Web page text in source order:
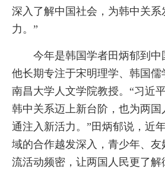
深入了解中国社会，为韩中关
力。”
今年是韩国学者田炳郁到中
他长期专注于宋明理学、韩国儒
南昌大学人文学院教授。“习近
韩中关系迈上新台阶，也为两国
通注入新活力。”田炳郁说，近
域的合作越发深入，青少年、友
流活动频密，让两国人民更了解